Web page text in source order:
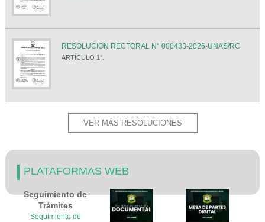
RESOLUCION RECTORAL N° 000433-2026-UNAS/RC
ARTÍCULO 1°.
VER MÁS RESOLUCIONES
PLATAFORMAS WEB
Seguimiento de
Trámites
Seguimiento de